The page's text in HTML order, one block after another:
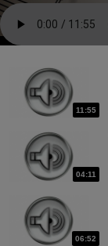
11:55
04:11
06:52